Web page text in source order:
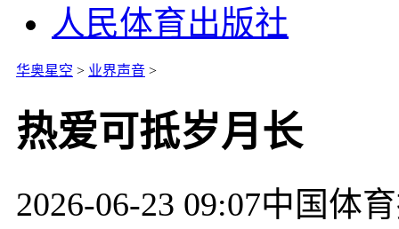
人民体育出版社
华奥星空 > 业界声音 >
热爱可抵岁月长
2026-06-23 09:07中国体